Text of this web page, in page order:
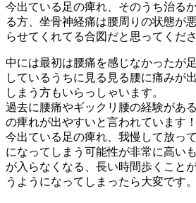
今出ている足の痺れ、そのうち治る
る方、坐骨神経痛は腰周りの状態が
らせてくれてる合図だと思ってくださ
中には最初は腰痛を感じなかったが
しているうちに見る見る腰に痛みが
しまう方もいらっしゃいます。
過去に腰痛やギックリ腰の経験があ
の痺れが出やすいと言われています！
今出ている足の痺れ、我慢して放っ
になってしまう可能性が非常に高い
が入らなくなる、長い時間歩くこと
うようになってしまったら大変です。